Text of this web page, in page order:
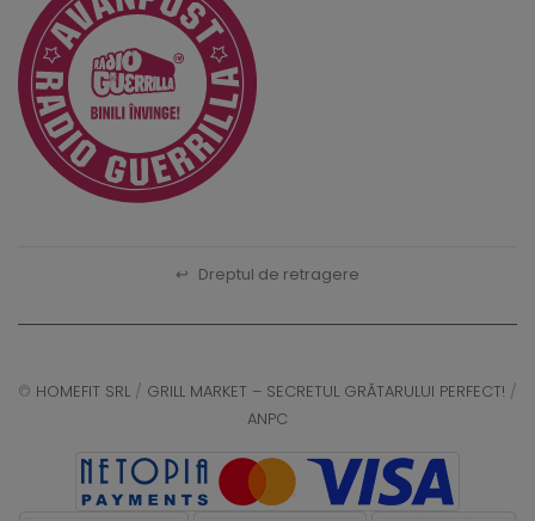
↩ Dreptul de retragere
© HOMEFIT SRL / GRILL MARKET – SECRETUL GRĂTARULUI PERFECT! /
ANPC